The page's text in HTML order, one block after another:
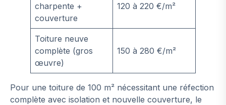
charpente +
couverture
120 à 220 €/m²
Toiture neuve
complète (gros
œuvre)
150 à 280 €/m²
Pour une toiture de 100 m² nécessitant une réfection
complète avec isolation et nouvelle couverture, le